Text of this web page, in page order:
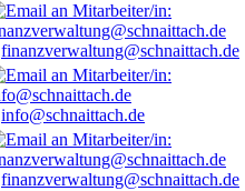
finanzverwaltung@schnaittach.de
info@schnaittach.de
finanzverwaltung@schnaittach.de